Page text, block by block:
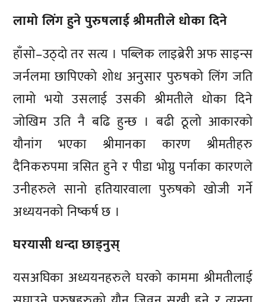
लामो लिंग हुने पुरुषलाई श्रीमतीले धोका दिने
हाँसो–उठ्दो तर सत्य । पब्लिक लाइब्रेरी अफ साइन्स
जर्नलमा छापिएको शोध अनुसार पुरुषको लिंग जति
लामो भयो उसलाई उसकी श्रीमतीले धोका दिने
जोखिम उति नै बढि हुन्छ । बढी ठूलो आकारको
यौनांग भएका श्रीमानका कारण श्रीमतीहरु
दैनिकरुपमा त्रसित हुने र पीडा भोग्नु पर्नाका कारणले
उनीहरुले सानो हतियारवाला पुरुषको खोजी गर्ने
अध्ययनको निष्कर्ष छ ।
घरयासी धन्दा छाड्नुस्
यसअघिका अध्ययनहरुले घरको काममा श्रीमतीलाई